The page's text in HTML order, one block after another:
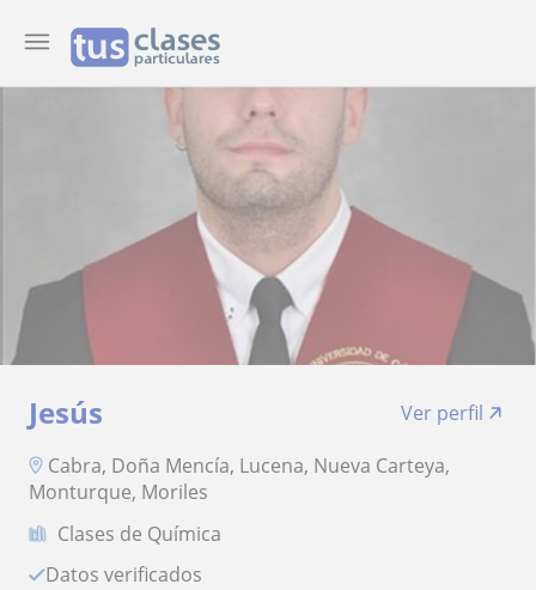
Jesús
Ver perfil
Cabra, Doña Mencía, Lucena, Nueva Carteya,
Monturque, Moriles
Clases de Química
Datos verificados